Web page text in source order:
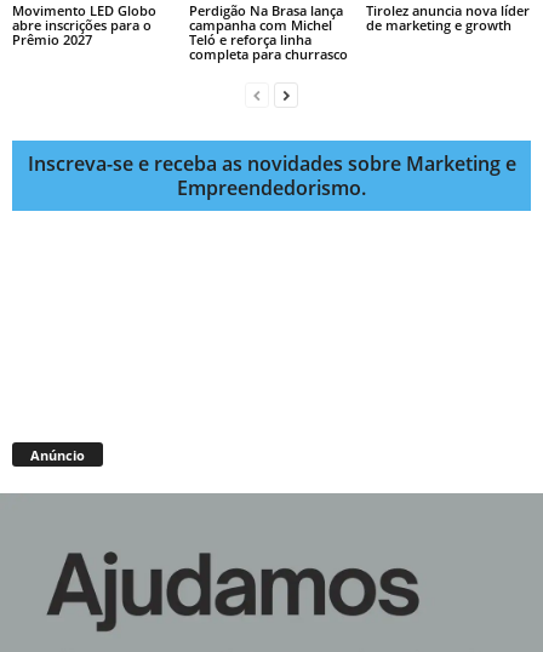
Movimento LED Globo
abre inscrições para o
Prêmio 2027
Perdigão Na Brasa lança
campanha com Michel
Teló e reforça linha
completa para churrasco
Tirolez anuncia nova líder
de marketing e growth
Inscreva-se e receba as novidades sobre Marketing e
Empreendedorismo.
Anúncio